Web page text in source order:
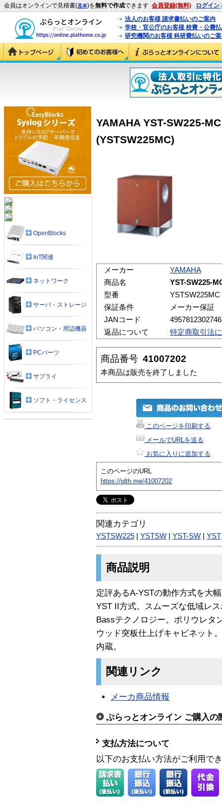
会員はオンラインで見積書(見本)を無料で作成できます 会員登録(無料) ログイン
法人のお客様 請求書払いのご案内
学校・官公庁のお客様 校費・公費
研究機関のお客様 科研費払いのご
YAMAHA YST-SW225-
(YSTSW225MC)
メーカー
YAMAHA
商品名
YST-SW225-
型番
YSTSW225MC
保証条件
メーカー保証
JANコード
4957812302746
返品について
特定商取引法
商品番号 41007202
本商品は販売を終了しました
このページを印刷する
メールでURLを送る
お気に入りに追加する
このページのURL
https://plth.me/41007202
関連カテゴリ
YSTSW225 YSTSW YST-SW YST
商品説明
定評あるA-YSTの動作方式を大
YST II方式。スムーズな低域レ
Bassテクノロジー。ポリウレタ
ウッド突板仕上げキャビネット
内蔵。
関連リンク
メーカ商品情報
ぷらっとオンライン ご購入の
支払方法について
以下のお支払い方法がご利用で
OpenBlocks
IoT関連
ネットワーク
サーバ・ストレージ
パソコン・周辺機器
PCパーツ
サプライ
ソフト・ライセンス